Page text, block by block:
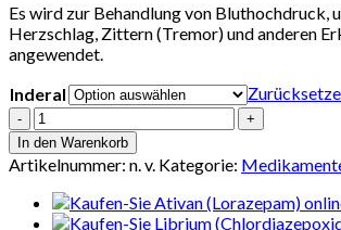
bis
€125
Es wird zur Behandlung von Bluthochdruck,
Herzschlag, Zittern (Tremor) und anderen
angewendet.
Inderal
Kaufen-
Sie
Inderal
(Propranolol)
online
Menge
In den Warenkorb
Artikelnummer: n. v. Kategorie: